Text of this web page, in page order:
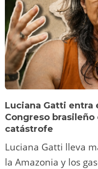
Luciana Gatti entra
Congreso
catástrofe
Luciana Gatti lleva
la Amazonia y los